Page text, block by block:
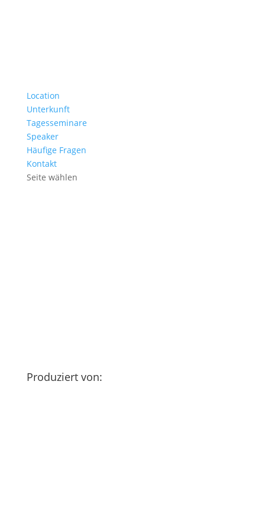
Location
Unterkunft
Tagesseminare
Speaker
Häufige Fragen
Kontakt
Seite wählen
Produziert von: